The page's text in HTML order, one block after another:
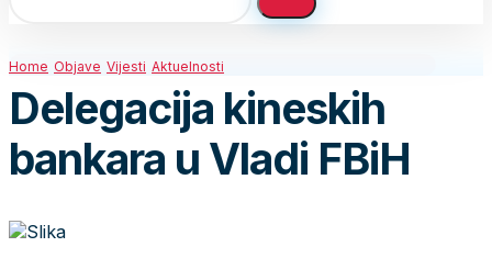
Home Objave Vijesti Aktuelnosti
Delegacija kineskih
bankara u Vladi FBiH